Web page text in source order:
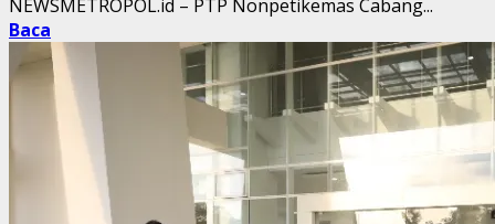
NEWSMETROPOL.id – PTP Nonpetikemas Cabang...
Baca